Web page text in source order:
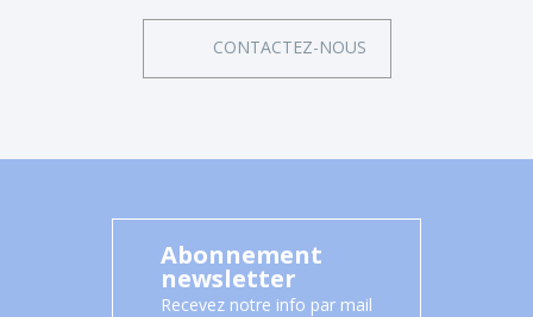
CONTACTEZ-NOUS
Abonnement
newsletter
Recevez notre info par mail